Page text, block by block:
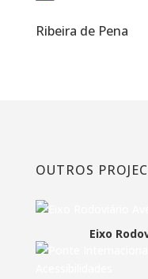
Ribeira de Pena
OUTROS
Eixo